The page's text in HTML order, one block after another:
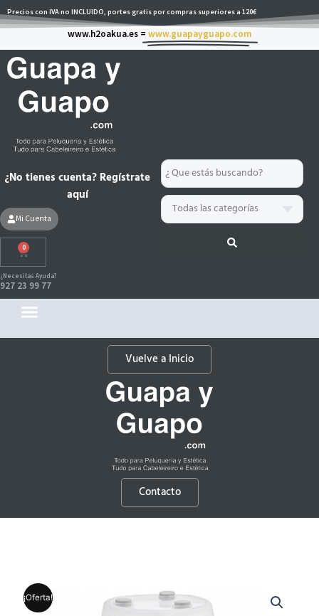
al
Precios con IVA no INCLUIDO, portes gratis por compras superiores a 120€
www.h2oakua.es = www.guapayguapo.com
Search
...
¿No tienes cuenta? Regístrate
aquí
Mi Cuenta
0
Carrito
¿Necesitas Ayuda?
927 23 99 77
Vuelve a Inicio
Contacto
¡Oferta!